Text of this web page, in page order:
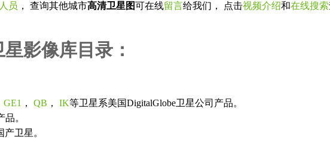
员 ， 查询其他城市高清卫星图可在线留言给我们， 点击视频介绍和在线搜索
影像库目录：
GE1 ， QB ， IK等卫星系美国DigitalGlobe卫星公司产品。
。
卫星。